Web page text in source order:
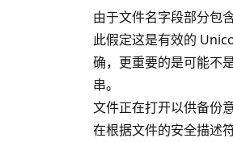
由于文件名字段部分包
此假定这是有效的
确，更重要的是可能不
串。
文件正在打开以供备份
在根据文件的安全描述